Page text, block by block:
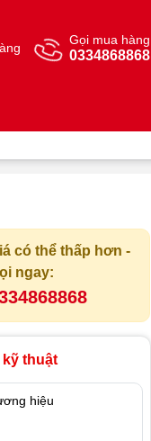
Gọi mua hàng
0334868868
có thể thấp hơn -
ngay:
thuật
hiệu